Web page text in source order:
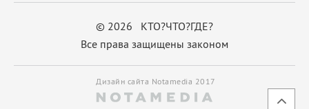
© 2026 КТО?ЧТО?ГДЕ?
Все права защищены законом
Дизайн сайта Notamedia 2017